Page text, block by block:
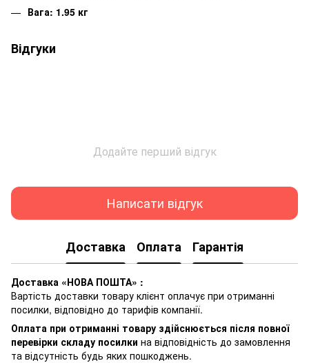
Вага: 1.95 кг
Відгуки
Додайте перший відгук
Написати відгук
Доставка Оплата Гарантія
Доставка «НОВА ПОШТА» :
Вартість доставки товару клієнт оплачує при отриманні
посилки, відповідно до тарифів компанії.
Оплата при отриманні товару здійснюється після повної
перевірки складу посилки на відповідність до замовлення
та відсутність будь яких пошкоджень.